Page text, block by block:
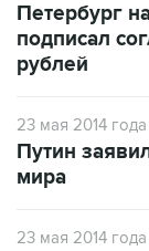
Петербург
подписал
рублей
23 мая 2014 года
Путин
мира
23 мая 2014